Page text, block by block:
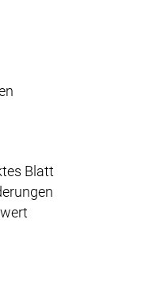
Blatt